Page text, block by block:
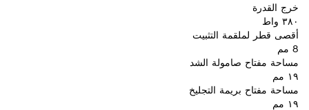
خرج القدرة
٣٨٠ واط
أقصى قطر لملقمة التثبيت
مساحة مفتاح صامولة الشد
مساحة مفتاح بريمة التجليخ